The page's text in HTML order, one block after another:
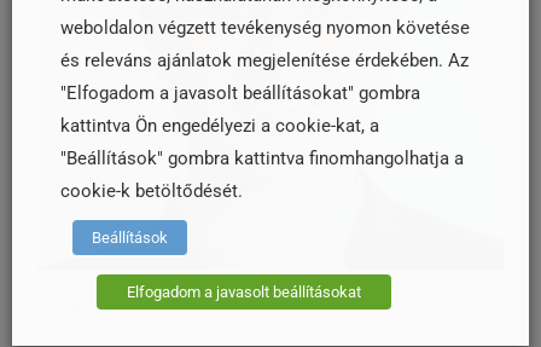
51 éves páciens blogja
weboldalon végzett tevékenység nyomon követése
és releváns ajánlatok megjelenítése érdekében. Az
"Elfogadom a javasolt beállításokat" gombra
kattintva Ön engedélyezi a cookie-kat, a
"Beállítások" gombra kattintva finomhangolhatja a
cookie-k betöltődését.
Beállítások
Elfogadom a javasolt beállításokat